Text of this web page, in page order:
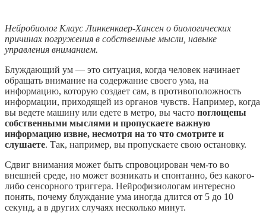
Нейробиолог Клаус Линкенкаер-Хансен о биологических
причинах погружения в собственные мысли, навыке
управления вниманием.
Блуждающий ум — это ситуация, когда человек начинает
обращать внимание на содержание своего ума, на
информацию, которую создает сам, в противоположность
информации, приходящей из органов чувств. Например, когда
вы ведете машину или едете в метро, вы часто поглощены
собственными мыслями и пропускаете важную
информацию извне, несмотря на то что смотрите и
слушаете. Так, например, вы пропускаете свою остановку.
Сдвиг внимания может быть спровоцирован чем-то во
внешней среде, но может возникать и спонтанно, без какого-
либо сенсорного триггера. Нейрофизиологам интересно
понять, почему блуждание ума иногда длится от 5 до 10
секунд, а в других случаях несколько минут.